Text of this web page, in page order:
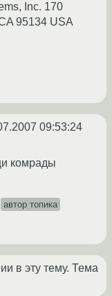
Inc. 170
95134 USA
09:53:24
комрады
автор топика
в эту тему. Тема